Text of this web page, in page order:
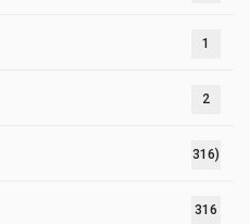
1
2
316)
316